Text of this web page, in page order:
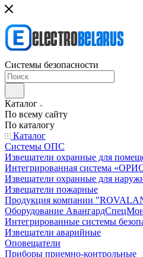
Системы безопасности
Каталог
По всему сайту
По каталогу
Каталог
Системы ОПС
Извещатели охранные для
Интегрированная система
Извещатели охранные для
Извещатели пожарные
Продукция компании
Оборудование
Интегрированные системы
Извещатели аварийные
Оповещатели
Приборы приемно-контрольные